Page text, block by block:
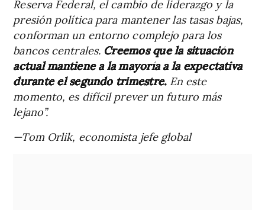
Reserva Federal, el cambio de liderazgo y la
presión política para mantener las tasas bajas,
conforman un entorno complejo para los
bancos centrales. Creemos que la situación
actual mantiene a la mayoría a la expectativa
durante el segundo trimestre. En este
momento, es difícil prever un futuro más
lejano”.
—Tom Orlik, economista jefe global